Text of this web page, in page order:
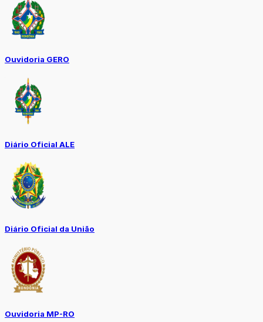
Ouvidoria GERO
Diário Oficial ALE
Diário Oficial da União
Ouvidoria MP-RO